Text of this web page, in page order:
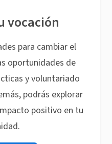
vocación
para cambiar el
oportunidades de
y voluntariado
podrás explorar
positivo en tu